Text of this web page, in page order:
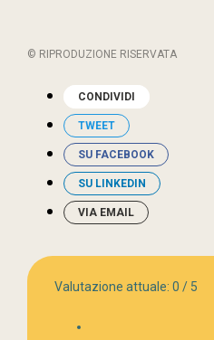
© RIPRODUZIONE RISERVATA
CONDIVIDI
TWEET
SU FACEBOOK
SU LINKEDIN
VIA EMAIL
Valutazione attuale: 0 / 5